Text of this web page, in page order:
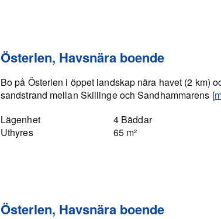
Österlen, Havsnära boende
Bo på Österlen i öppet landskap nära havet (2 km)
sandstrand mellan Skillinge och Sandhammarens [
Lägenhet
Uthyres
4 Bäddar
65 m²
Österlen, Havsnära boende